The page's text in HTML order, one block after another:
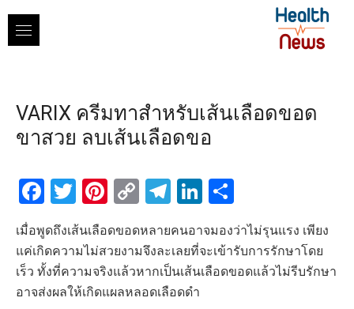
content
VARIX ครีมทาสำหรับเส้นเลือดขอด
ขาสวย ลบเส้นเลือดขอ
Facebook
Twitter
Pinterest
CopyTelegram
LinkedIn
เมื่อพูดถึงเส้นเลือดขอดหลายคนอาจมองว่าไม่รุนแรง เพียง
แค่เกิดความไม่สวยงามจึงละเลยที่จะเข้ารับการรักษาโดย
เร็ว ทั้งที่ความจริงแล้วหากเป็นเส้นเลือดขอดแล้วไม่รีบรักษา
อาจส่งผลให้เกิดแผลหลอดเลือดดำ